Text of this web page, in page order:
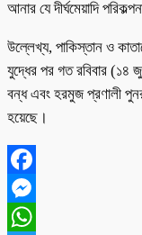
আনার যে দীর্ঘমেয়াদি
উল্লেখ্য, পাকিস্তান ও
যুদ্ধের পর গত রবিবার (১৪
বন্ধ এবং হরমুজ প্রণালী
হয়েছে।
Facebook
Messenger